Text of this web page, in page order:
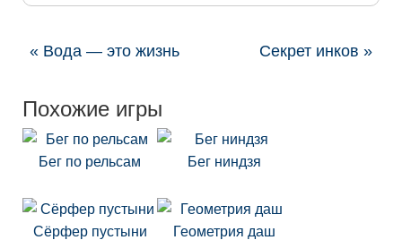
« Вода — это жизнь Секрет инков »
Похожие игры
Бег по рельсам Бег ниндзя
Сёрфер пустыни Геометрия даш